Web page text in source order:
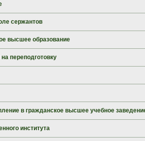
сержантов
высшее образование
переподготовку
в гражданское высшее учебное
института